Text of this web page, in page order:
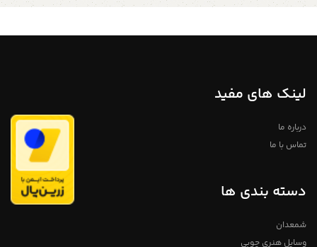
لینک های مفید
درباره ما
تماس با ما
دسته بندی ها
شمعدان
وسایل هنری چوبی